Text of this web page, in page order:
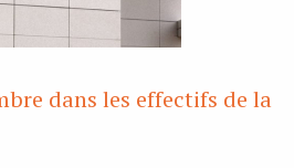
dans les effectifs de la